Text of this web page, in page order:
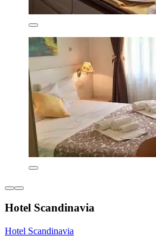
Hotel Scandinavia
Hotel Scandinavia